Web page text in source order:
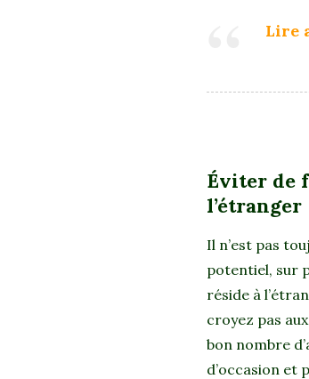
Lire
Éviter de
l’étranger
Il n’est pas
potentiel, sur
réside à
croyez pas
bon nombre
d’occasion et